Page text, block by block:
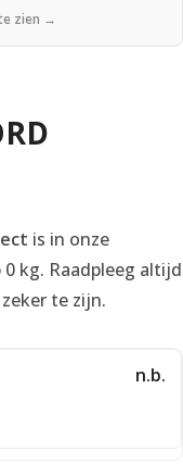
zien →
is in onze
kg. Raadpleeg altijd
te zijn.
n.b.